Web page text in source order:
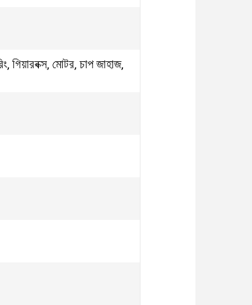
গিয়ারবক্স, মোটর, চাপ জাহাজ,